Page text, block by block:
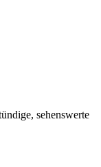
sehenswerte